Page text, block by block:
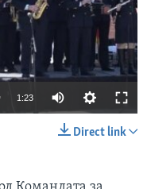
available
1:23
Direct link